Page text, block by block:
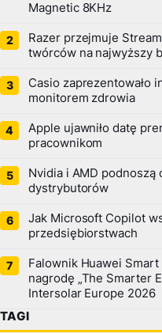
Magnetic 8KHz
Razer przejmuje
twórców na najwyższy
Casio zaprezentowało
monitorem zdrowia
Apple ujawniło datę
pracownikom
Nvidia i AMD podnoszą
dystrybutorów
Jak Microsoft Copilot
przedsiębiorstwach
Falownik Huawei
nagrodę „The Smarter
Intersolar Europe 2026
TAGI